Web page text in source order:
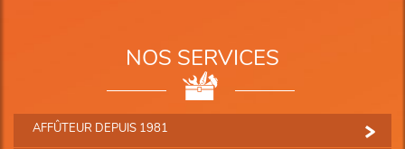
NOS SERVICES
AFFÛTEUR DEPUIS 1981